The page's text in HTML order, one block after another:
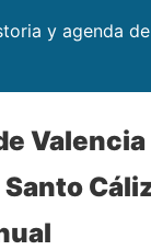
y agenda